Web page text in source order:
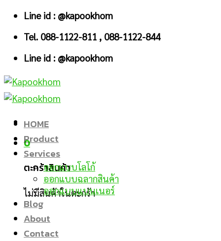
Skip
content
Line id : @kapookhom
Tel. 088-1122-811 , 088-1122-844
Line id : @kapookhom
0
ตะกร้าสินค้า
ไม่มีสินค้าในตะกร้า
HOME
Product
Services
ออกแบบโลโก้
ออกแบบฉลากสินค้า
ออกแบบแบนเนอร์
Blog
About
Contact